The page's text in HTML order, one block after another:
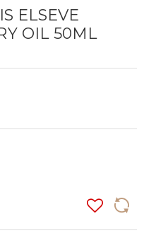
ELSEVE
OIL 50ML